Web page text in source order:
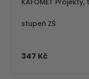
KAFOMET
stupeň ZŠ
347 Kč